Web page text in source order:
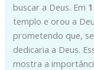
buscar a Deus. Em
templo e orou a
prometendo que,
dedicaria a Deus.
mostra a